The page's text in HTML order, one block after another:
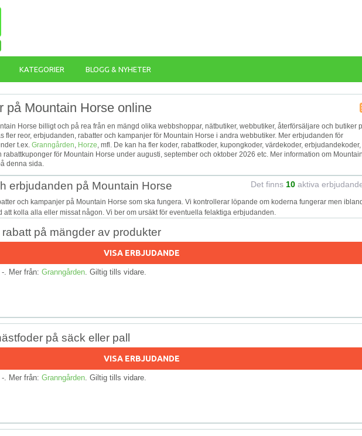
KATEGORIER BLOGG & NYHETER
på Mountain Horse online
Horse billigt och på rea från en mängd olika webbshoppar, nätbutiker, webbutiker, återförsäljare och butiker
fler reor, erbjudanden, rabatter och kampanjer för Mountain Horse i andra webbutiker. Mer erbjudanden för
t.ex. Granngården, Horze, mfl. De kan ha fler koder, rabattkoder, kupongkoder, värdekoder, erbjudandekoder,
rabattkuponger för Mountain Horse under augusti, september och oktober 2026 etc. Mer information om
denna sida.
erbjudanden på Mountain Horse Det finns 10 aktiva
och kampanjer på Mountain Horse som ska fungera. Vi kontrollerar löpande om koderna fungerar men
att kolla alla eller missat någon. Vi ber om ursäkt för eventuella felaktiga erbjudanden.
på mängder av produkter
VISA ERBJUDANDE
. Mer från: Granngården . Giltig tills vidare.
på säck eller pall
VISA ERBJUDANDE
. Mer från: Granngården . Giltig tills vidare.